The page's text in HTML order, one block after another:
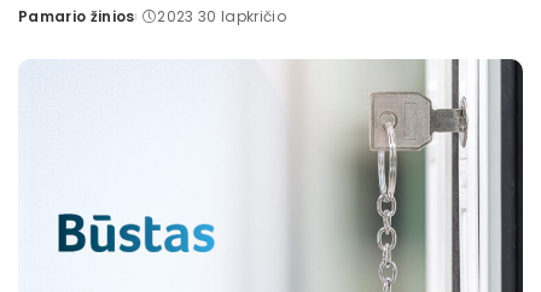
Posted
Pamario žinios 2023 30 lapkričio